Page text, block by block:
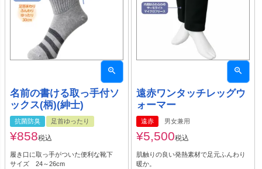
名前の書ける取っ手付ソ
ックス(柄)(紳士)
抗菌防臭 足首ゆったり
¥858税込
履き口に取っ手がついた便利な靴下
サイズ 24～26cm
遠赤ワンタッチレッグウ
ォーマー
遠赤 男女兼用
¥5,500税込
肌触りの良い発熱素材で足元ふんわり
暖か。